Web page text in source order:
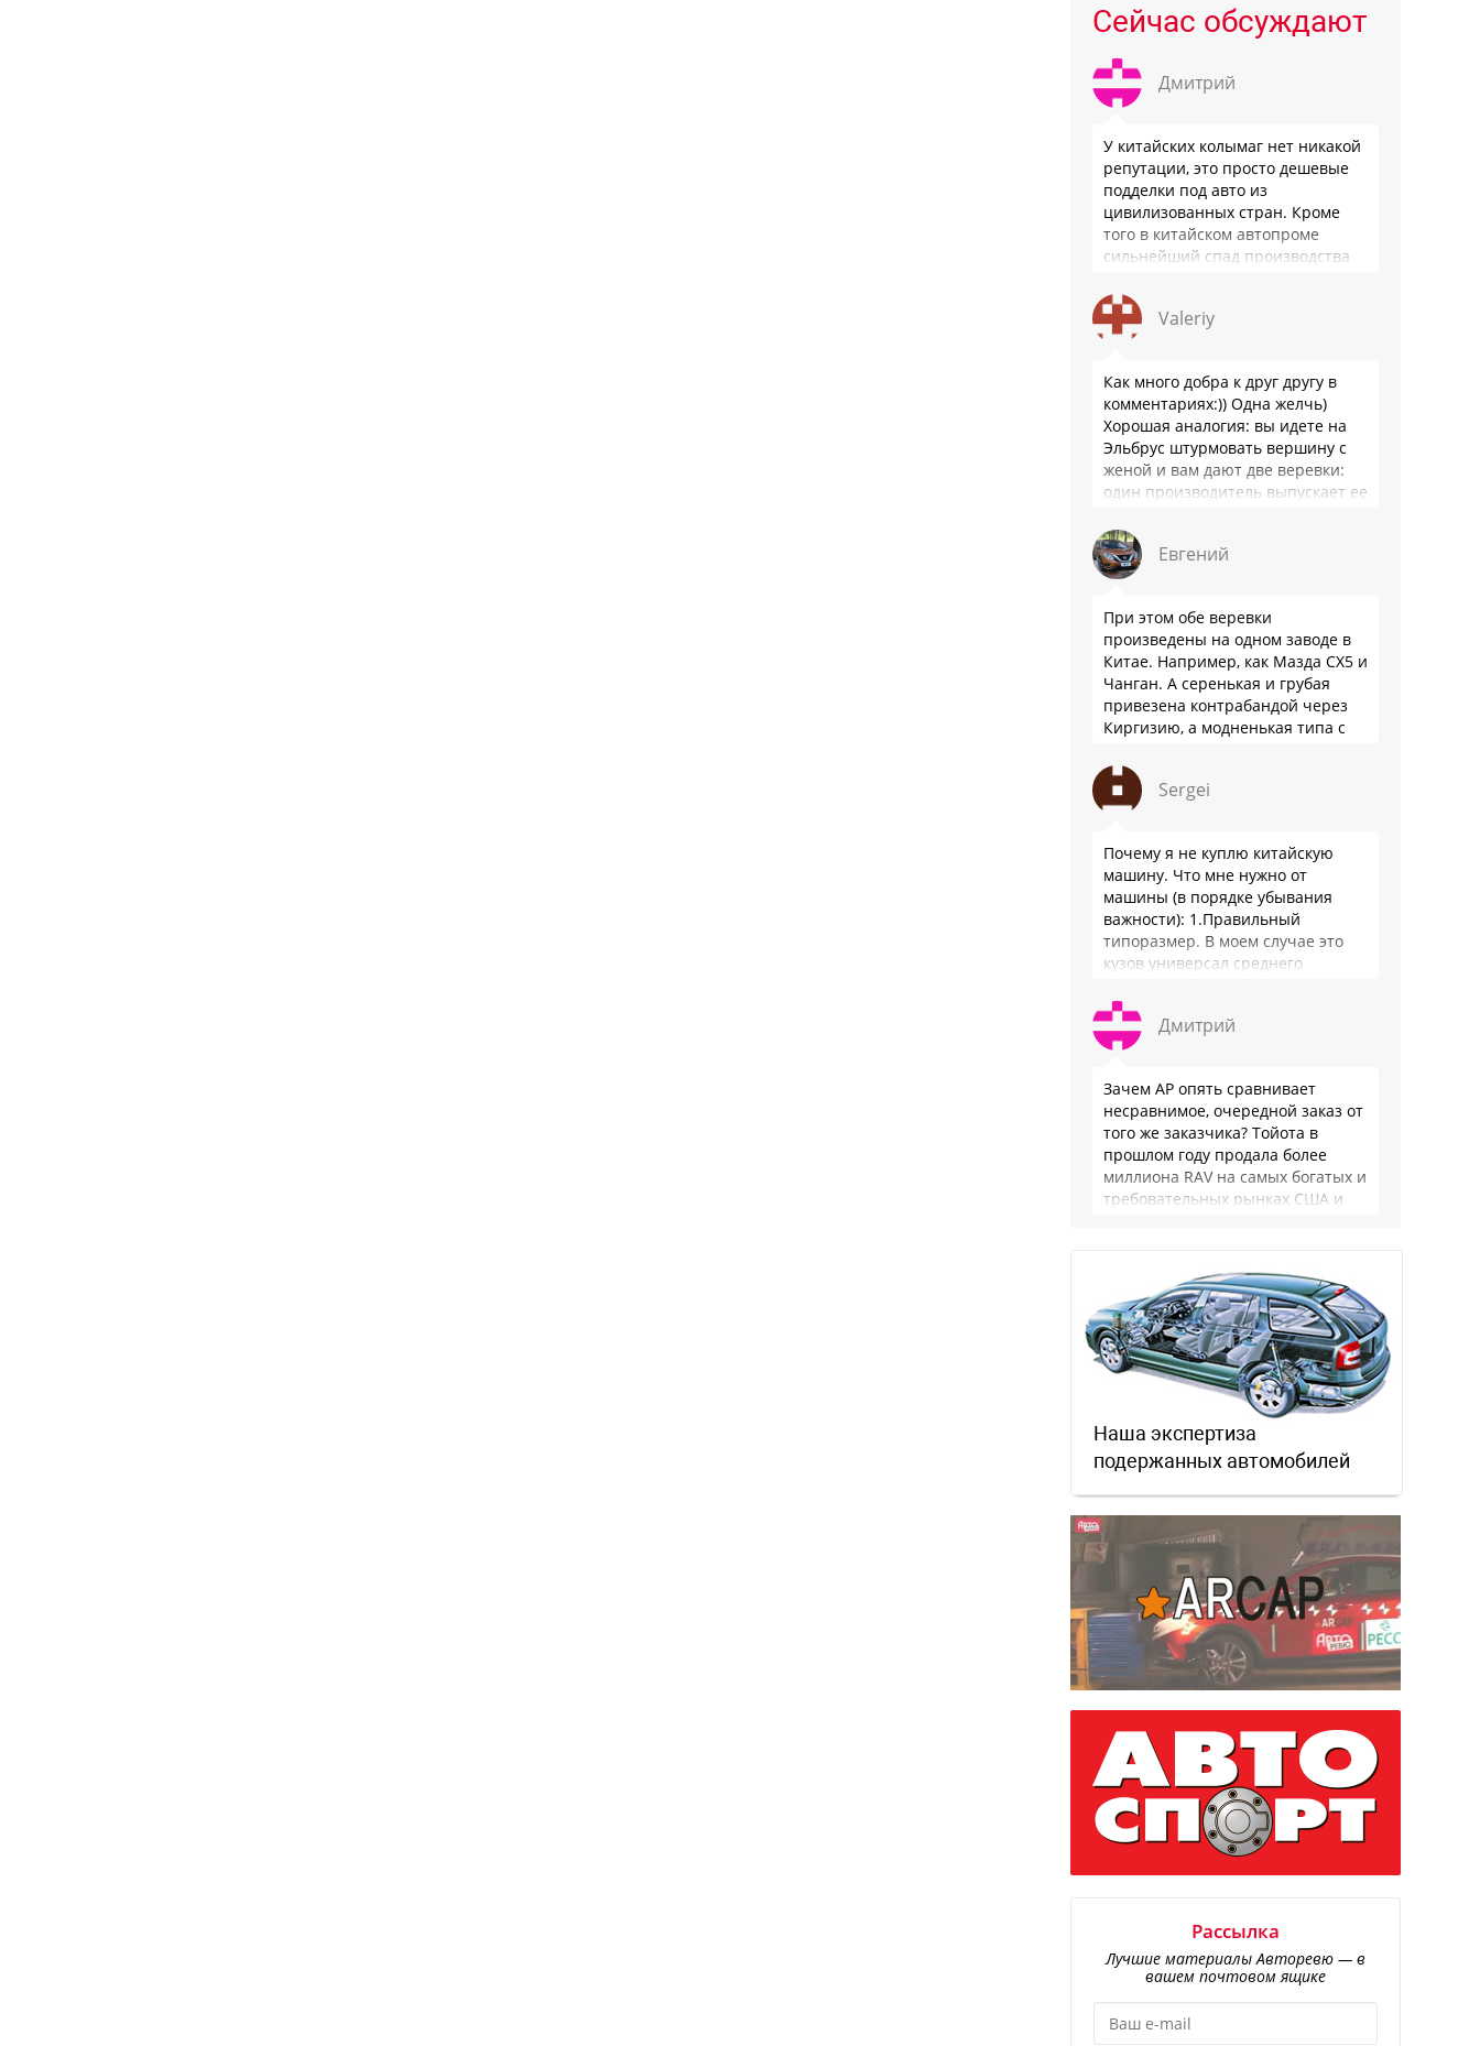
Сейчас обсуждают
Дмитрий
У китайских колымаг нет никакой
репутации, это просто дешевые
подделки под авто из
цивилизованных стран. Кроме
того в китайском автопроме
сильнейший спад производства
почти все китайские
производители работают …
Valeriy
Как много добра к друг другу в
комментариях:)) Одна желчь)
Хорошая аналогия: вы идете на
Эльбрус штурмовать вершину с
женой и вам дают две веревки:
один производитель выпускает ее
Евгений
При этом обе веревки
произведены на одном заводе в
Китае. Например, как Мазда СХ5 и
Чанган. А серенькая и грубая
привезена контрабандой через
Киргизию, а модненькая типа с
Sergei
Почему я не куплю китайскую
машину. Что мне нужно от
машины (в порядке убывания
важности): 1.Правильный
типоразмер. В моем случае это
кузов универсал среднего
быть уверенным, что она меня
везде довезет и …
Дмитрий
Зачем АР опять сравнивает
несравнимое, очередной заказ от
того же заказчика? Тойота в
прошлом году продала более
миллиона RAV на самых богатых и
требовательных рынках США и
Наша экспертиза
подержанных автомобилей
Рассылка
Лучшие материалы Авторевю — в
вашем почтовом ящике